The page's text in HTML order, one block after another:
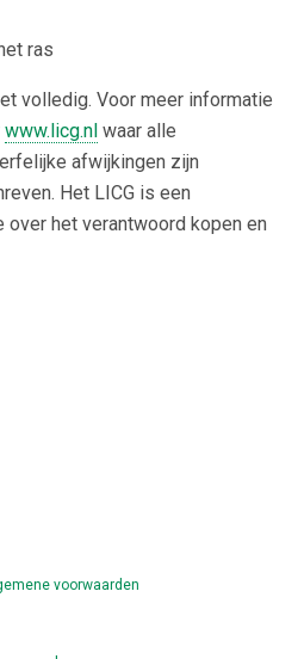
ras
volledig. Voor meer informatie
www.licg.nl waar alle
afwijkingen zijn
Het LICG is een
het verantwoord kopen en
voorwaarden